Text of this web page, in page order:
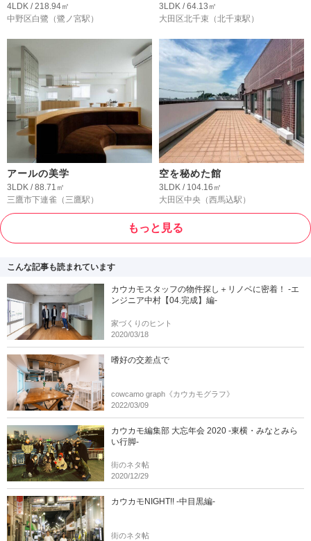
4LDK / 218.94㎡
中野区白鷺 （鷺ノ宮駅）
3LDK / 64.13㎡
大田区北千束 （北千束駅）
アールの美学
3LDK / 88.71㎡
三鷹市下連雀 （三鷹駅）
空を秘めた館
3LDK / 104.16㎡
大田区中央 （西馬込駅）
もっと見る
こんな記事も読まれています
カウカモスタッフの物件探し＋リノベに密着！ -エ
ンジニア中村【04.完成】編-
家づくりのヒント
2020/03/18
嗜好の交差点で
cowcamo graph《カウカモグラフ》
2022/03/09
カウカモ編集部 大忘年会 2020 -東横・みなとみら
い行脚-
街のネタ帖
2020/12/29
カウカモNIGHT!! -中目黒編-
街のネタ帖